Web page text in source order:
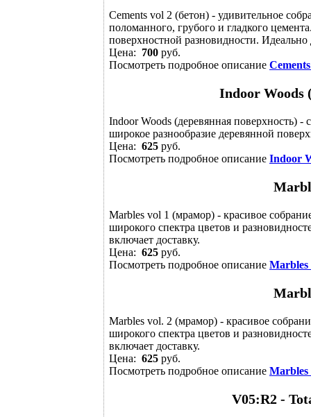
Cements vol 2 (бетон) - удивительное
поломанного, грубого и гладкого
поверхностной разновидности. Идеально
Цена: 700 руб.
Посмотреть подробное описание
Indoor Woods
Indoor Woods (деревянная поверхность) -
широкое разнообразие деревянной
Цена: 625 руб.
Посмотреть подробное описание Indoor
Marbles vol 1 (мрамор) - красивое
широкого спектра цветов и
включает доставку.
Цена: 625 руб.
Посмотреть подробное описание
Marbles vol. 2 (мрамор) - красивое
широкого спектра цветов и
включает доставку.
Цена: 625 руб.
Посмотреть подробное описание
V05:R2 -